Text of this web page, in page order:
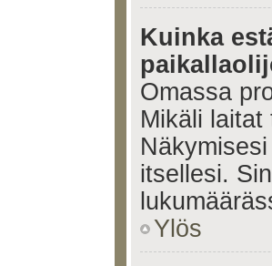
Kuinka
Omassa
Mikäli
itsellesi.
Ylös